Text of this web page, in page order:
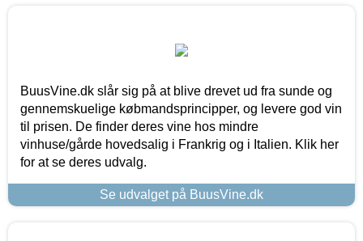
BuusVine.dk slår sig på at blive drevet ud fra sunde og
gennemskuelige købmandsprincipper, og levere god vin
til prisen. De finder deres vine hos mindre
vinhuse/gårde hovedsalig i Frankrig og i Italien. Klik her
for at se deres udvalg.
Se udvalget på BuusVine.dk